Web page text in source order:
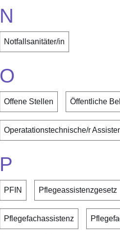
N
Notfallsanitäter/in
O
Offene Stellen Öffentliche
Operatationstechnische/r
P
PFIN Pflegeassistenzgesetz
Pflegefachassistenz